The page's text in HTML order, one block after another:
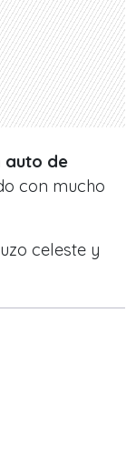
auto de
con mucho
celeste y